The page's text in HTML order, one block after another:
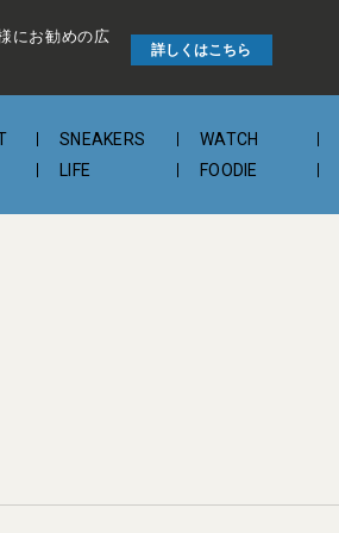
にお勧めの広
詳しくはこちら
SNEAKERS WATCH
LIFE FOODIE